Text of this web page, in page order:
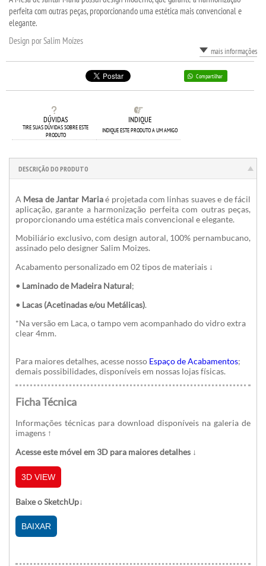
perfeita com outras peças, proporcionando uma estética mais convencional e
elegante.
Design por Salim Moízes
mais informações
Compartilhar
DÚVIDAS
TIRE SUAS DÚVIDAS SOBRE ESTE
PRODUTO
INDIQUE
INDIQUE ESTE PRODUTO A UM AMIGO
DESCRIÇÃO DO PRODUTO
A Mesa de Jantar Mariaé projetada com linhas suaves e de fácil
aplicação, garante a harmonização perfeita com outras peças,
proporcionando uma estética mais convencional e elegante.
Mobiliário exclusivo, com design autoral, 100% pernambucano,
assinado pelo designer Salim Moizes.
Acabamento personalizado em 02 tipos de materiais ↓
• Laminado de Madeira Natural;
• Lacas (Acetinadas e/ou Metálicas).
*Na versão em Laca, o tampo vem acompanhado do vidro extra
clear 4mm.
Para maiores detalhes, acesse nosso Espaço de Acabamentos;
demais possibilidades, disponíveis em nossas lojas físicas.
Ficha Técnica
Informações técnicas para download disponíveis na galeria de
imagens ↑
Acesse este móvel em 3D para maiores detalhes ↓
3D VIEW
Baixe o SketchUp↓
BAIXAR